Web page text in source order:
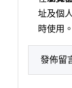
址及個
時使用。